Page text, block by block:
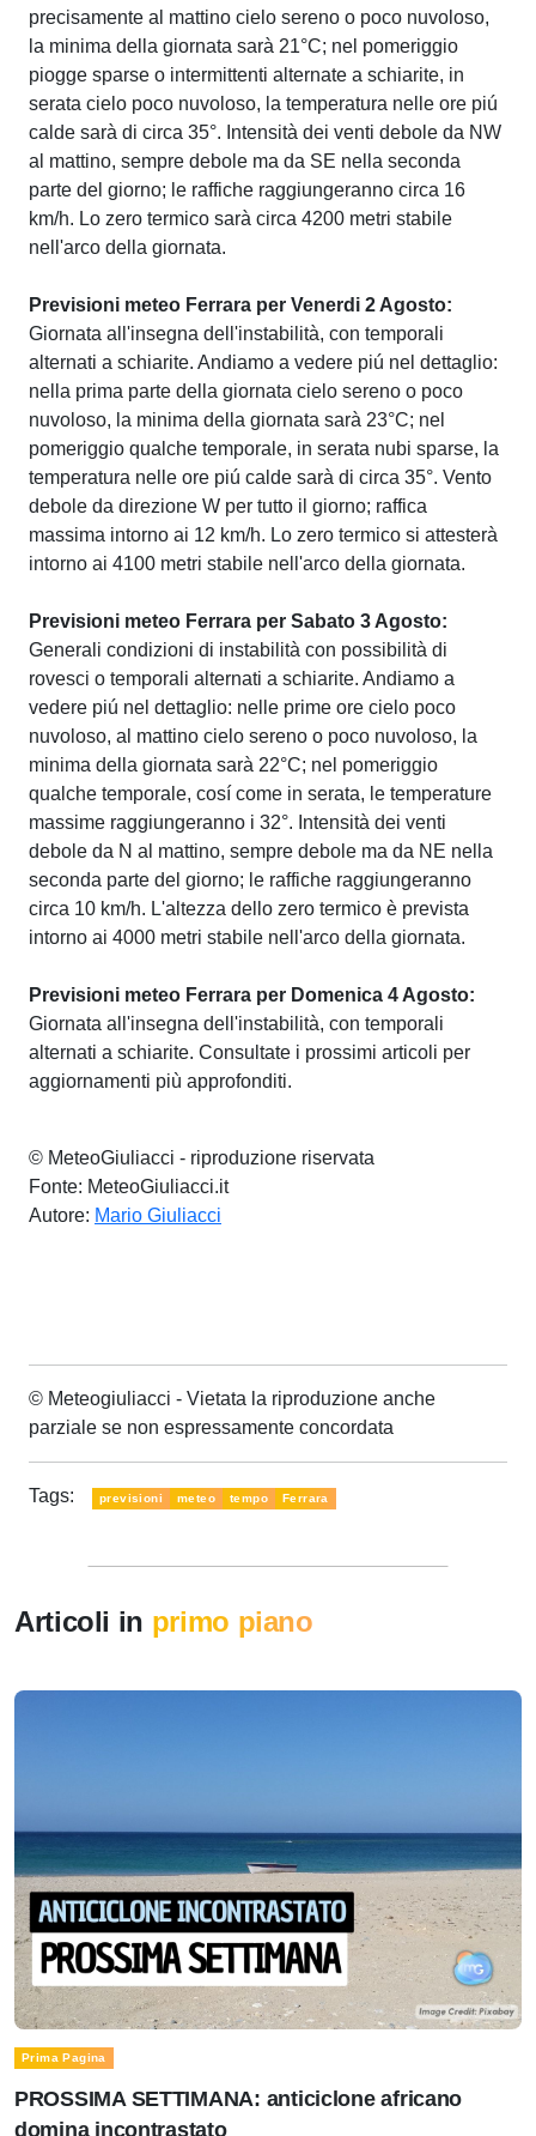
precisamente al mattino cielo sereno o poco nuvoloso,
la minima della giornata sarà 21°C; nel pomeriggio
piogge sparse o intermittenti alternate a schiarite, in
serata cielo poco nuvoloso, la temperatura nelle ore piú
calde sarà di circa 35°. Intensità dei venti debole da NW
al mattino, sempre debole ma da SE nella seconda
parte del giorno; le raffiche raggiungeranno circa 16
km/h. Lo zero termico sarà circa 4200 metri stabile
nell'arco della giornata.
Previsioni meteo Ferrara per Venerdi 2 Agosto:
Giornata all'insegna dell'instabilità, con temporali
alternati a schiarite. Andiamo a vedere piú nel dettaglio:
nella prima parte della giornata cielo sereno o poco
nuvoloso, la minima della giornata sarà 23°C; nel
pomeriggio qualche temporale, in serata nubi sparse, la
temperatura nelle ore piú calde sarà di circa 35°. Vento
debole da direzione W per tutto il giorno; raffica
massima intorno ai 12 km/h. Lo zero termico si attesterà
intorno ai 4100 metri stabile nell'arco della giornata.
Previsioni meteo Ferrara per Sabato 3 Agosto:
Generali condizioni di instabilità con possibilità di
rovesci o temporali alternati a schiarite. Andiamo a
vedere piú nel dettaglio: nelle prime ore cielo poco
nuvoloso, al mattino cielo sereno o poco nuvoloso, la
minima della giornata sarà 22°C; nel pomeriggio
qualche temporale, cosí come in serata, le temperature
massime raggiungeranno i 32°. Intensità dei venti
debole da N al mattino, sempre debole ma da NE nella
seconda parte del giorno; le raffiche raggiungeranno
circa 10 km/h. L'altezza dello zero termico è prevista
intorno ai 4000 metri stabile nell'arco della giornata.
Previsioni meteo Ferrara per Domenica 4 Agosto:
Giornata all'insegna dell'instabilità, con temporali
alternati a schiarite. Consultate i prossimi articoli per
aggiornamenti più approfonditi.
© MeteoGiuliacci - riproduzione riservata
Fonte: MeteoGiuliacci.it
Autore: Mario Giuliacci
© Meteogiuliacci - Vietata la riproduzione anche
parziale se non espressamente concordata
Tags: previsioni meteo tempo Ferrara
Articoli in primo piano
Prima Pagina
PROSSIMA SETTIMANA: anticiclone africano
domina incontrastato